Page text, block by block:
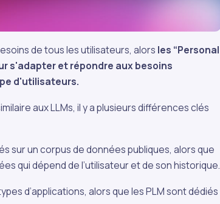
de tous les utilisateurs, alors les “Personal
s'adapter et répondre aux besoins
d'utilisateurs.
aux LLMs, il y a plusieurs différences clés
sur un corpus de données publiques, alors que
qui dépend de l’utilisateur et de son historique.
d’applications, alors que les PLM sont dédiés